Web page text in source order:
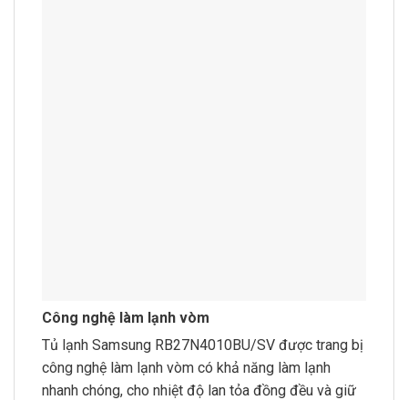
Công nghệ làm lạnh vòm
Tủ lạnh Samsung RB27N4010BU/SV được trang bị
công nghệ làm lạnh vòm có khả năng làm lạnh
nhanh chóng, cho nhiệt độ lan tỏa đồng đều và giữ